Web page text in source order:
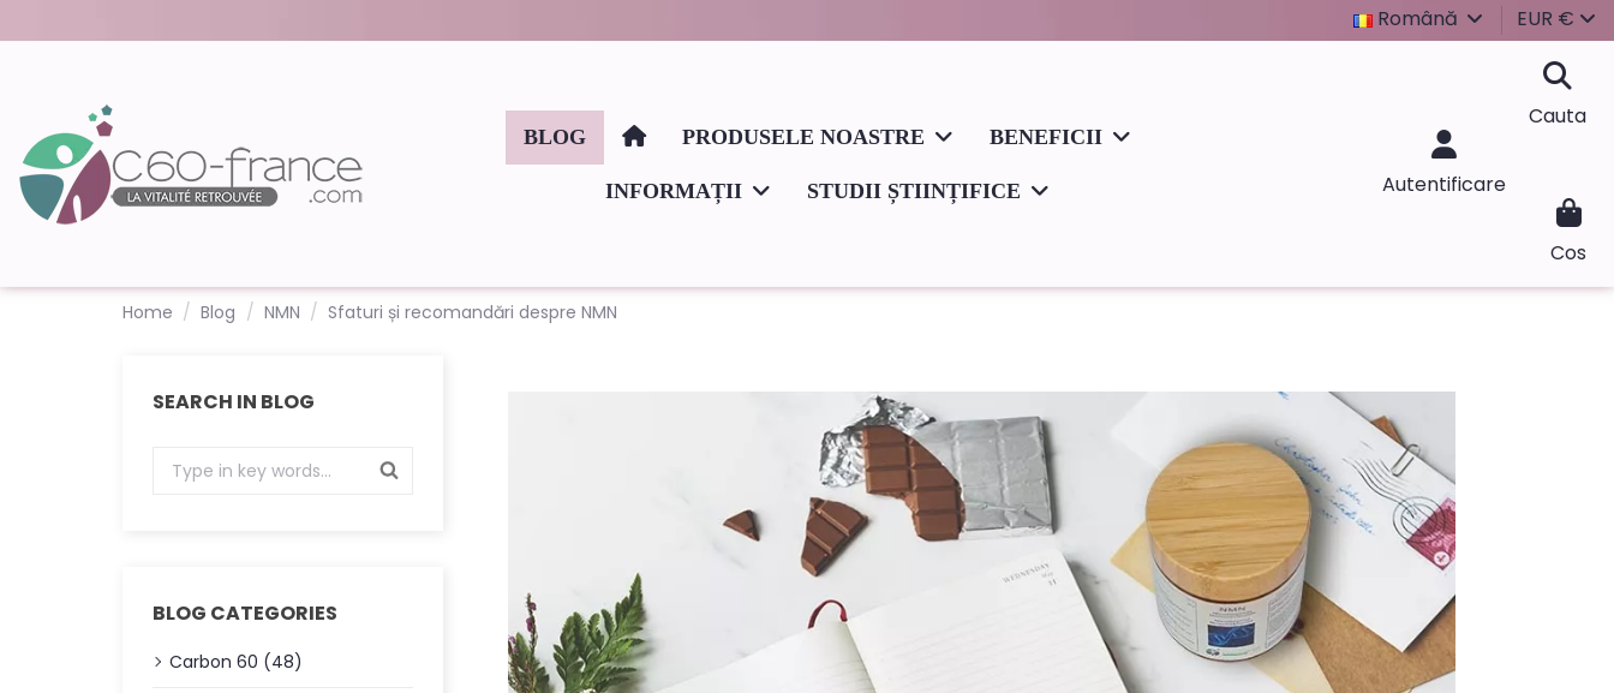
Română EUR €
BLOG PRODUSELE NOASTRE BENEFICII
INFORMAȚII STUDII ȘTIINȚIFICE
Cauta
Autentificare
Cos
Home Blog NMN Sfaturi și recomandări despre NMN
SEARCH IN BLOG
BLOG CATEGORIES
Carbon 60 (48)